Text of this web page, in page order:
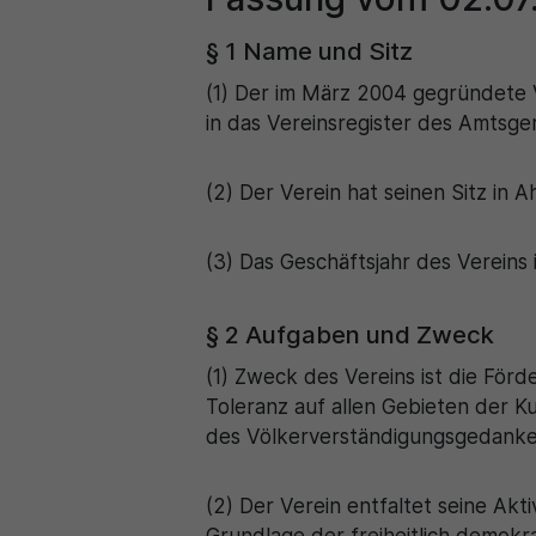
§ 1 Name und Sitz
(1) Der im März 2004
in das Vereinsregister des
(2) Der Verein hat seinen Sitz in
(3) Das Geschäftsjahr des Vereins
§ 2 Aufgaben und Zweck
(1) Zweck des Vereins ist die
Toleranz auf allen Gebieten der
des
(2) Der Verein entfaltet seine